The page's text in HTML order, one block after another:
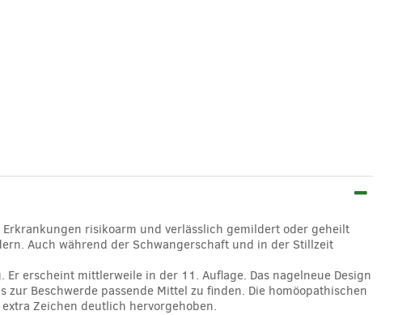
risikoarm und verlässlich gemildert oder geheilt
Auch während der Schwangerschaft und in der Stillzeit
erscheint mittlerweile in der 11. Auflage. Das nagelneue Design
Beschwerde passende Mittel zu finden. Die homöopathischen
Zeichen deutlich hervorgehoben.